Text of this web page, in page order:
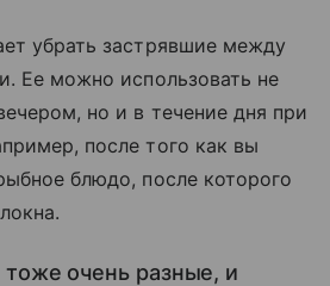
убрать застрявшие между
Ее можно использовать не
но и в течение дня при
после того как вы
блюдо, после которого
очень разные, и